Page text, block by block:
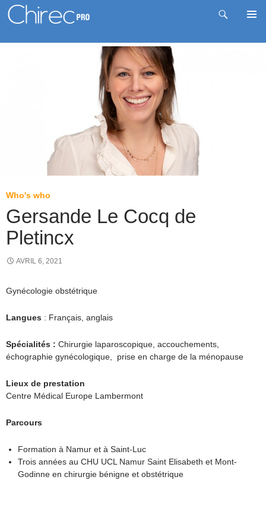
Recherche
Who's who
Gersande Le Cocq de
Pletincx
AVRIL 6, 2021
Gynécologie obstétrique
Langues : Français, anglais
Spécialités : Chirurgie laparoscopique, accouchements,
échographie gynécologique, prise en charge de la ménopause
Lieux de prestation
Centre Médical Europe Lambermont
Parcours
Formation à Namur et à Saint-Luc
Trois années au CHU UCL Namur Saint Elisabeth et Mont-
Godinne en chirurgie bénigne et obstétrique